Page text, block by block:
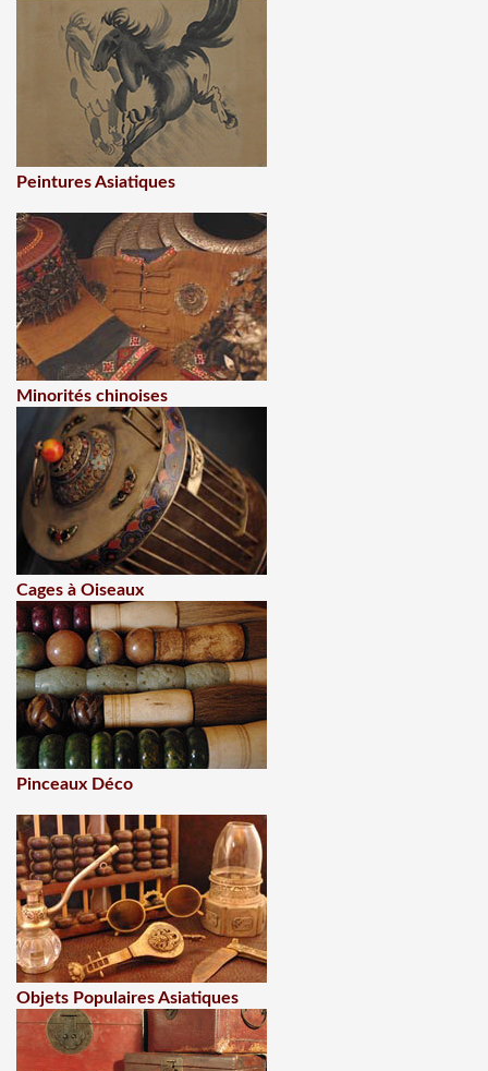
Peintures Asiatiques
Minorités chinoises
Cages à Oiseaux
Pinceaux Déco
Objets Populaires Asiatiques